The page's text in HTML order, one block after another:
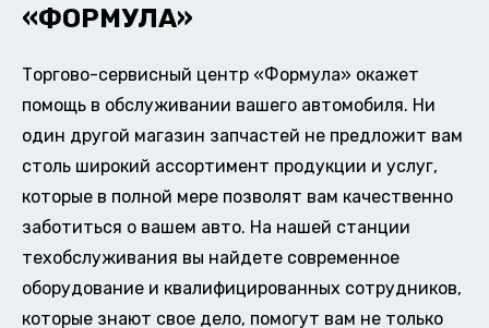
«ФОРМУЛА»
Торгово-сервисный центр «Формула» окажет
помощь в обслуживании вашего автомобиля. Ни
один другой магазин запчастей не предложит вам
столь широкий ассортимент продукции и услуг,
которые в полной мере позволят вам качественно
заботиться о вашем авто. На нашей станции
техобслуживания вы найдете современное
оборудование и квалифицированных сотрудников,
которые знают свое дело, помогут вам не только